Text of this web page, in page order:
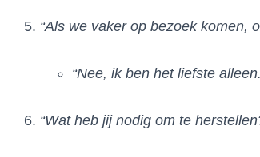
“Als we vaker op bezoek komen,
“Nee, ik ben het liefste
“Wat heb jij nodig om te